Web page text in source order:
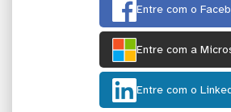
Entre com o
Entre com a
Entre com o